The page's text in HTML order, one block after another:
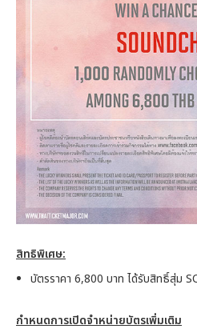
สิทธิพิเศษ:
บัตรราคา 6,800 บาท ได้รับสิทธิ์สุ่ม
กำหนดการเปิดจำหน่ายบัตรเพิ่มเติม